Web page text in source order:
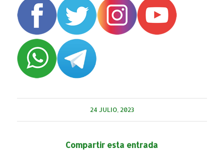
24 JULIO, 2023
Compartir esta entrada